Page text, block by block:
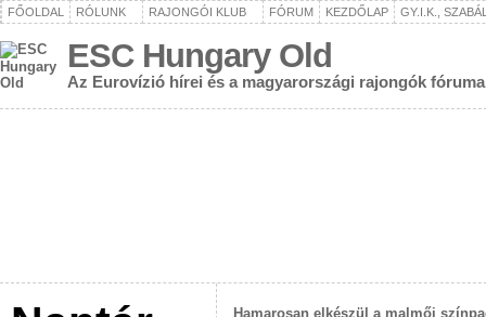
FŐOLDAL RÓLUNK RAJONGÓI KLUB FÓRUM KEZDŐLAP GY.I.K.,
ESC Hungary Old
Az Eurovízió hírei és a magyarországi rajongók fóruma
Hamarosan elkészül a malmői